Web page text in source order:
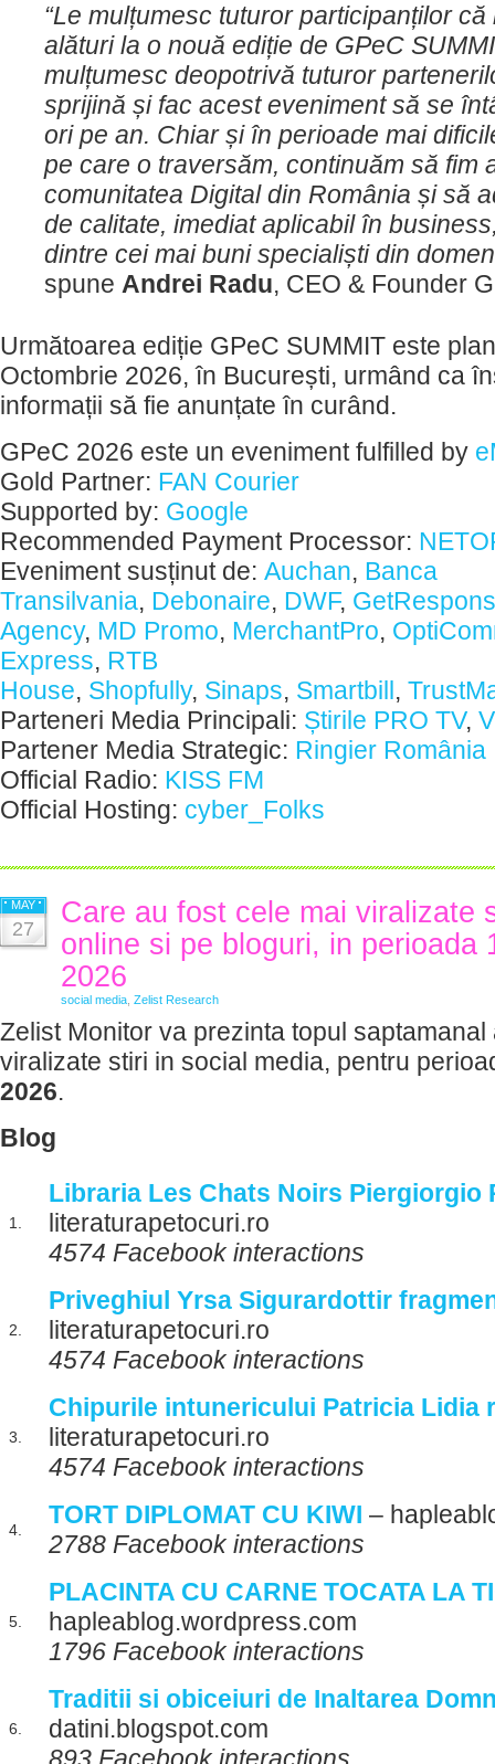
“Le mulțumesc tuturor participanților că
alături la o nouă ediție de GPeC
mulțumesc deopotrivă tuturor
sprijină și fac acest eveniment să se
ori pe an. Chiar și în perioade mai
pe care o traversăm, continuăm să fim
comunitatea Digital din România și să
de calitate, imediat aplicabil în
dintre cei mai buni specialiști din
spune Andrei Radu, CEO & Founder
Următoarea ediție GPeC SUMMIT este
Octombrie 2026, în București, urmând ca
informații să fie anunțate în curând.
GPeC 2026 este un eveniment fulfilled by
Gold Partner: FAN Courier
Supported by: Google
Recommended Payment Processor:
Eveniment susținut de: Auchan, Banca
Transilvania, Debonaire, DWF,
Agency, MD Promo, MerchantPro,
Express, RTB
House, Shopfully, Sinaps, Smartbill,
Parteneri Media Principali: Știrile PRO TV,
Partener Media Strategic: Ringier România
Official Radio: KISS FM
Official Hosting: cyber_Folks
MAY
27
Care au fost cele mai viralizate
online si pe bloguri, in perioada
2026
social media Zelist Research
Zelist Monitor va prezinta topul saptamanal
viralizate stiri in social media, pentru
2026.
Blog
1.
Libraria Les Chats Noirs Piergiorgio
literaturapetocuri.ro
4574 Facebook interactions
2.
Priveghiul Yrsa Sigurardottir
literaturapetocuri.ro
4574 Facebook interactions
3.
Chipurile intunericului Patricia Lidia
literaturapetocuri.ro
4574 Facebook interactions
4.
TORT DIPLOMAT CU KIWI –
2788 Facebook interactions
5.
PLACINTA CU CARNE TOCATA LA
hapleablog.wordpress.com
1796 Facebook interactions
6.
Traditii si obiceiuri de Inaltarea
datini.blogspot.com